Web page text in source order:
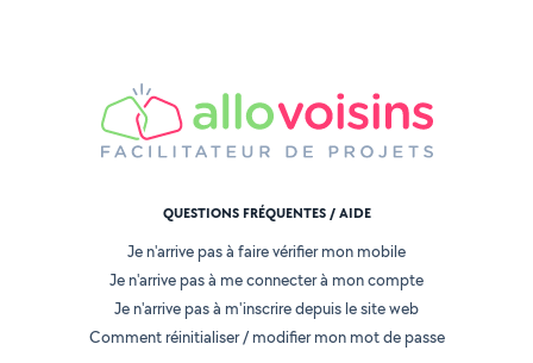
QUESTIONS FRÉQUENTES / AIDE
Je n'arrive pas à faire vérifier mon mobile
Je n'arrive pas à me connecter à mon compte
Je n'arrive pas à m'inscrire depuis le site web
Comment réinitialiser / modifier mon mot de passe